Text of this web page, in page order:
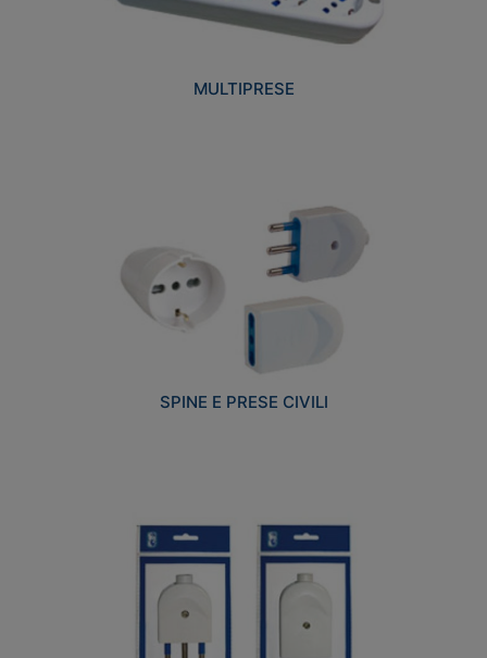
MULTIPRESE
SPINE E PRESE CIVILI